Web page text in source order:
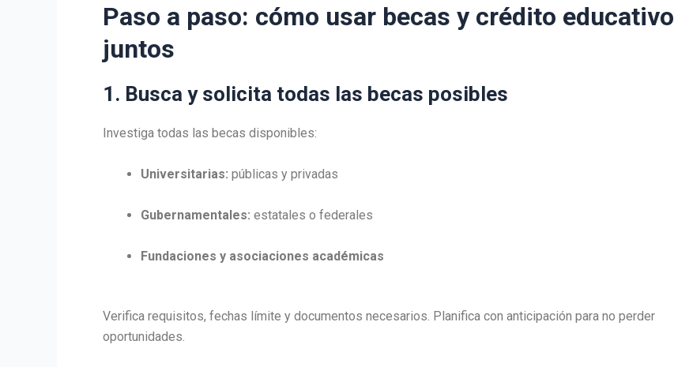
Paso a paso: cómo usar becas y crédito educativo
juntos
1. Busca y solicita todas las becas posibles
Investiga todas las becas disponibles:
Universitarias: públicas y privadas
Gubernamentales: estatales o federales
Fundaciones y asociaciones académicas
Verifica requisitos, fechas límite y documentos necesarios. Planifica con anticipación para no perder
oportunidades.